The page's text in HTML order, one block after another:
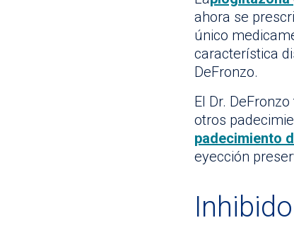
ahora se
único
característica
DeFronzo.
El Dr.
otros
padecimiento
eyección